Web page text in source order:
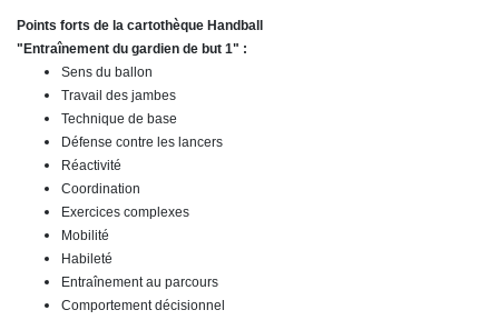
Points forts de la cartothèque Handball
"Entraînement du gardien de but 1" :
Sens du ballon
Travail des jambes
Technique de base
Défense contre les lancers
Réactivité
Coordination
Exercices complexes
Mobilité
Habileté
Entraînement au parcours
Comportement décisionnel